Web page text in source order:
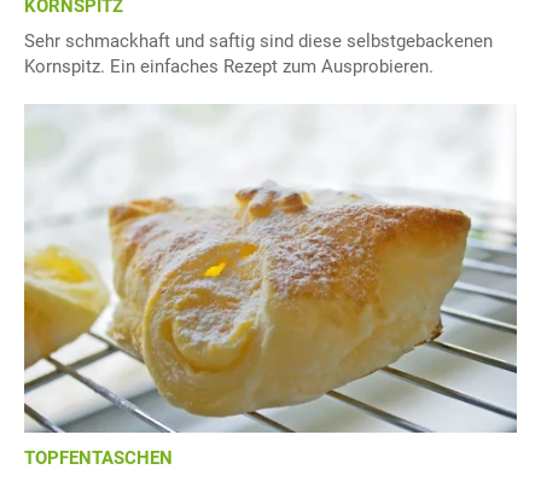
KORNSPITZ
Sehr schmackhaft und saftig sind diese selbstgebackenen
Kornspitz. Ein einfaches Rezept zum Ausprobieren.
TOPFENTASCHEN